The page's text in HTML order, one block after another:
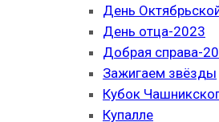
День
День отца-2023
Добрая справа-
Зажигаем звёзды
Кубок
Купалле